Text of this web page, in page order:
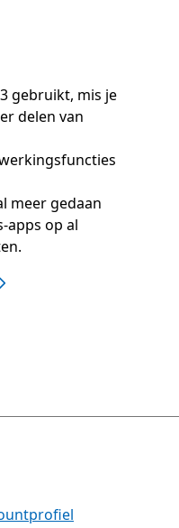
gebruikt, mis je
delen van
meer gedaan
apps op al